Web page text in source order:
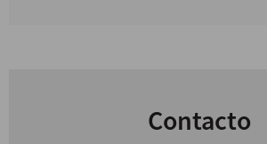
Contacto